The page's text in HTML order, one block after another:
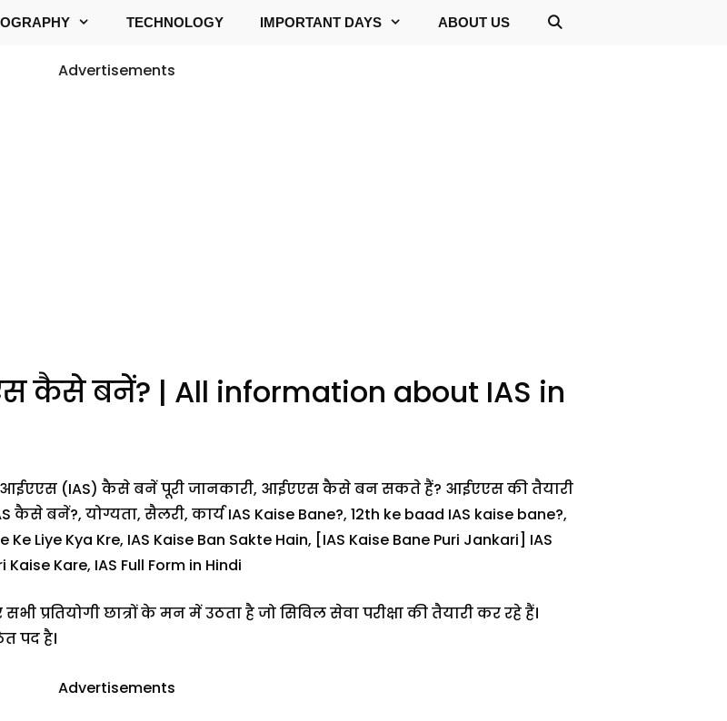
TECHNOLOGY IMPORTANT DAYS ABOUT US
Advertisements
कैसे बनें? | All information about IAS in
(IAS) कैसे बनें पूरी जानकारी, आईएएस कैसे बन सकते हैं? आईएएस की तैयारी
बनें?, योग्यता, सैलरी, कार्य IAS Kaise Bane?, 12th ke baad IAS kaise bane?,
Liye Kya Kre, IAS Kaise Ban Sakte Hain, [IAS Kaise Bane Puri Jankari] IAS
Kare, IAS Full Form in Hindi
प्रतियोगी छात्रों के मन में उठता है जो सिविल सेवा परीक्षा की तैयारी कर रहे हैं।
पद है।
Advertisements